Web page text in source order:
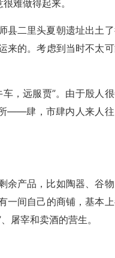
难做得起来。
县二里头夏朝遗址出土
来的。考虑到当时不太
，远服贾”。由于殷人
——肆，市肆内人来人往
产品，比如陶器、谷物
一间自己的商铺，基本
屠宰和卖酒的营生。